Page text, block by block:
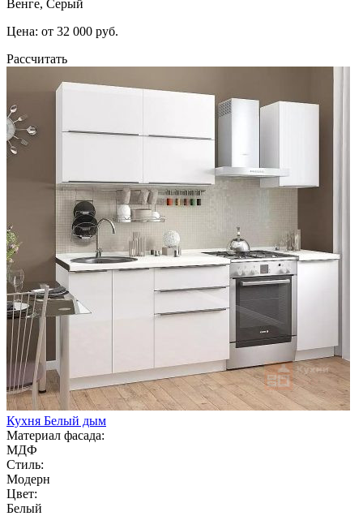
Венге, Серый
Цена: от 32 000 руб.
Рассчитать
Кухня Белый дым
Материал фасада:
МДФ
Стиль:
Модерн
Цвет:
Белый